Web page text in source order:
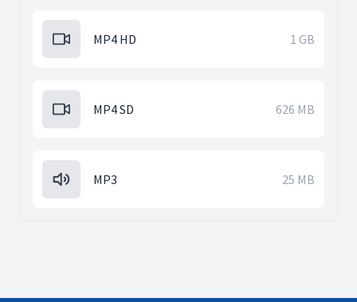
MP4 HD 1 GB
MP4 SD 626 MB
MP3 25 MB